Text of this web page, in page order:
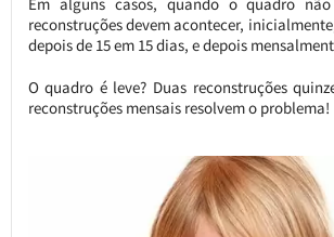
Em alguns casos, quando o quadro
reconstruções devem acontecer,
depois de 15 em 15 dias, e depois
O quadro é leve? Duas reconstruções
reconstruções mensais resolvem o problema!